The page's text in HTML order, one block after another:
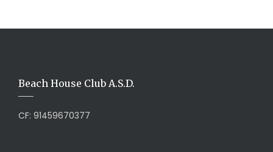
Beach House Club A.S.D.
CF: 91459670377